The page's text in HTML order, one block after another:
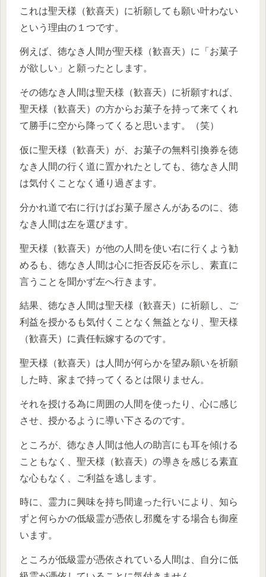
これは聖天様（歓喜天）に祈願しても願い叶わない
という理由の１つです。
例えば、徳なき人間が聖天様（歓喜天）に「お菓子
が欲しい」と願ったとします。
その徳なき人間は聖天様（歓喜天）に祈願すれば、
聖天様（歓喜天）の方からお菓子を持って来てくれ
て勝手に空から降ってくると思います。（笑）
仮に聖天様（歓喜天）が、お菓子の無料引換券を徳
なき人間の行く道に置かれたとしても、徳なき人間
は気付くことなく通り過ぎます。
分かれ道で右に行けばお菓子屋さんがあるのに、徳
なき人間は左を選びます。
聖天様（歓喜天）が他の人間を使い右に行くよう勧
めるも、徳なき人間は心に拒否反応を示し、素直に
言うことを聞かず左へ行きます。
結果、徳なき人間は聖天様（歓喜天）に祈願し、ご
利益を授かるも気付くことなく無益となり、聖天様
（歓喜天）に責任転嫁するのです。
聖天様（歓喜天）は人間が何らかを望み願いを祈願
した時、家まで持ってくるとは限りません。
それを授ける為に周囲の人間を使ったり、心に感じ
させ、授かるように導い下さるのです。
ところが、徳なき人間は他人の助言にも耳を傾ける
こともなく、聖天様（歓喜天）の導きを感じる素直
な心もなく、ご利益を逃します。
時に、霊力に興味を持ち間違った行いにより、知ら
ずと何らかの低級霊が憑依し邪魔をする場合も御座
います。
ところが低級霊が憑依されている人間は、自分に低